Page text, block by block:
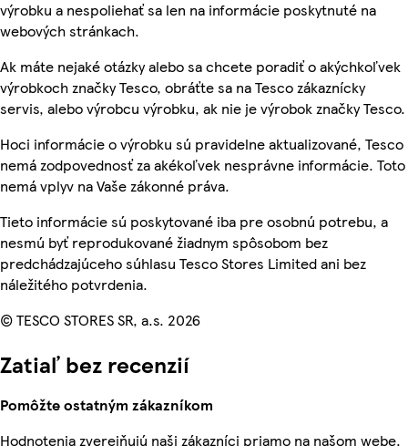
výrobku a nespoliehať sa len na informácie poskytnuté na
webových stránkach.
Ak máte nejaké otázky alebo sa chcete poradiť o akýchkoľvek
výrobkoch značky Tesco, obráťte sa na Tesco zákaznícky
servis, alebo výrobcu výrobku, ak nie je výrobok značky Tesco.
Hoci informácie o výrobku sú pravidelne aktualizované, Tesco
nemá zodpovednosť za akékoľvek nesprávne informácie. Toto
nemá vplyv na Vaše zákonné práva.
Tieto informácie sú poskytované iba pre osobnú potrebu, a
nesmú byť reprodukované žiadnym spôsobom bez
predchádzajúceho súhlasu Tesco Stores Limited ani bez
náležitého potvrdenia.
© TESCO STORES SR, a.s. 2026
Zatiaľ bez recenzií
Pomôžte ostatným zákazníkom
Hodnotenia zverejňujú naši zákazníci priamo na našom webe.